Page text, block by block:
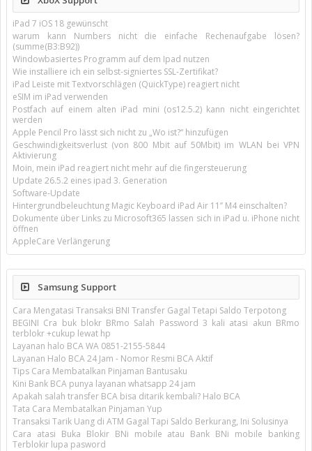
iPad 7 iOS 18 gewünscht
warum kann Numbers nicht die einfache Rechenaufgabe lösen?
(summe(B3:B92))
Windowbasiertes Programm auf dem Ipad nutzen
Wie installiere ich ein selbst-signiertes SSL-Zertifikat?
iPad Leiste mit Textvorschlägen (QuickType) reagiert nicht
eSIM im iPad verwenden
Postfach auf einem alten iPad mini (os12.5.2) kann nicht eingerichtet
werden
Apple Pencil Pro lässt sich nicht zu „Wo ist?“ hinzufügen
Geschwindigkeitsverlust (von 800 Mbit auf 50Mbit) im WLAN bei VPN
Aktivierung
Moin, mein iPad reagiert nicht mehr auf die fingersteuerung
Update 26.5.2 eines ipad 3. Generation
Software-Update
Hintergrundbeleuchtung Magic Keyboard iPad Air 11’’ M4 einschalten?
Dokumente über Links zu Microsoft365 lassen sich in iPad u. iPhone nicht
öffnen
AppleCare Verlängerung
Samsung Support
Cara Mengatasi Transaksi BNI Transfer Gagal Tetapi Saldo Terpotong
BEGINI Cra buk blokr BRmo Salah Password 3 kali atasi akun BRmo
terblokr +cukup lewat hp
Layanan halo BCA WA 0851-2155-5844
Layanan Halo BCA 24 Jam - Nomor Resmi BCA Aktif
Tips Cara Membatalkan Pinjaman Bantusaku
Kini Bank BCA punya layanan whatsapp 24 jam
Apakah salah transfer BCA bisa ditarik kembali? Halo BCA
Tata Cara Membatalkan Pinjaman Yup
Transaksi Tarik Uang di ATM Gagal Tapi Saldo Berkurang, Ini Solusinya
Cara atasi Buka Blokir BNi mobile atau Bank BNi mobile banking
Terblokir lupa pasword